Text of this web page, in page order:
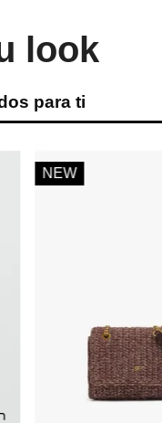
look
para ti